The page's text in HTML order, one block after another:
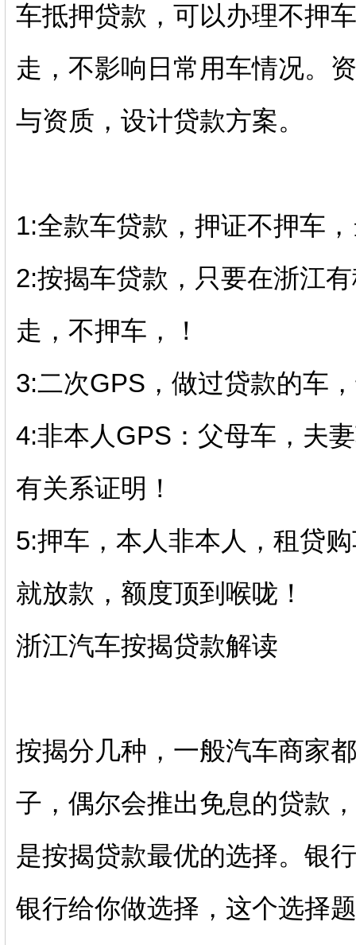
车抵押贷款，可以办理不押
走，不影响日常用车情况。
与资质，设计贷款方案。
1:全款车贷款，押证不押车
2:按揭车贷款，只要在浙江
走，不押车，！
3:二次GPS，做过贷款的车
4:非本人GPS：父母车，夫
有关系证明！
5:押车，本人非本人，租贷
就放款，额度顶到喉咙！
浙江汽车按揭贷款解读
按揭分几种，一般汽车商家
子，偶尔会推出免息的贷款
是按揭贷款最优的选择。银
银行给你做选择，这个选择